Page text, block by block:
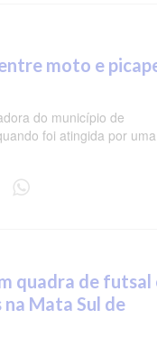
moto e
do município de
foi atingida por uma
quadra de futsal
Mata Sul de